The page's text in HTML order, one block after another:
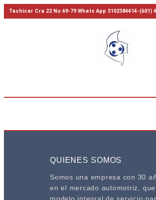
Tachicar Cra 22 No 69-79 Whats App 3102384414-(601)
QUIENES SOMOS
Somos una empresa con 30
en el mercado automotriz,